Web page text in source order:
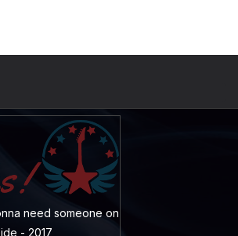
need someone on
- 2017